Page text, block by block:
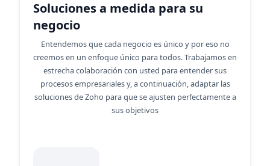
Soluciones a medida para su
negocio
Entendemos que cada negocio es único y por eso no
creemos en un enfoque único para todos. Trabajamos en
estrecha colaboración con usted para entender sus
procesos empresariales y, a continuación, adaptar las
soluciones de Zoho para que se ajusten perfectamente a
sus objetivos